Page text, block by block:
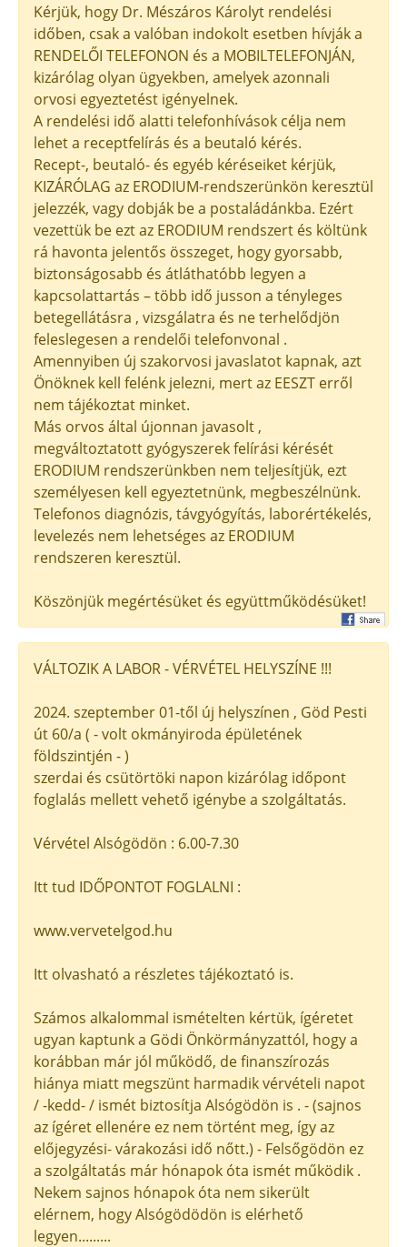
Kérjük, hogy Dr. Mészáros Károlyt rendelési
időben, csak a valóban indokolt esetben hívják a
RENDELŐI TELEFONON és a MOBILTELEFONJÁN,
kizárólag olyan ügyekben, amelyek azonnali
orvosi egyeztetést igényelnek.
A rendelési idő alatti telefonhívások célja nem
lehet a receptfelírás és a beutaló kérés.
Recept-, beutaló- és egyéb kéréseiket kérjük,
KIZÁRÓLAG az ERODIUM-rendszerünkön keresztül
jelezzék, vagy dobják be a postaládánkba. Ezért
vezettük be ezt az ERODIUM rendszert és költünk
rá havonta jelentős összeget, hogy gyorsabb,
biztonságosabb és átláthatóbb legyen a
kapcsolattartás – több idő jusson a tényleges
betegellátásra , vizsgálatra és ne terhelődjön
feleslegesen a rendelői telefonvonal .
Amennyiben új szakorvosi javaslatot kapnak, azt
Önöknek kell felénk jelezni, mert az EESZT erről
nem tájékoztat minket.
Más orvos által újonnan javasolt ,
megváltoztatott gyógyszerek felírási kérését
ERODIUM rendszerünkben nem teljesítjük, ezt
személyesen kell egyeztetnünk, megbeszélnünk.
Telefonos diagnózis, távgyógyítás, laborértékelés,
levelezés nem lehetséges az ERODIUM
rendszeren keresztül.
Köszönjük megértésüket és együttműködésüket!
VÁLTOZIK A LABOR - VÉRVÉTEL HELYSZÍNE !!!
2024. szeptember 01-től új helyszínen , Göd Pesti
út 60/a ( - volt okmányiroda épületének
földszintjén - )
szerdai és csütörtöki napon kizárólag időpont
foglalás mellett vehető igénybe a szolgáltatás.
Vérvétel Alsógödön : 6.00-7.30
Itt tud IDŐPONTOT FOGLALNI :
www.vervetelgod.hu
Itt olvasható a részletes tájékoztató is.
Számos alkalommal ismételten kértük, ígéretet
ugyan kaptunk a Gödi Önkörmányzattól, hogy a
korábban már jól működő, de finanszírozás
hiánya miatt megszünt harmadik vérvételi napot
/ -kedd- / ismét biztosítja Alsógödön is . - (sajnos
az ígéret ellenére ez nem történt meg, így az
előjegyzési- várakozási idő nőtt.) - Felsőgödön ez
a szolgáltatás már hónapok óta ismét működik .
Nekem sajnos hónapok óta nem sikerült
elérnem, hogy Alsógödödön is elérhető
legyen.........